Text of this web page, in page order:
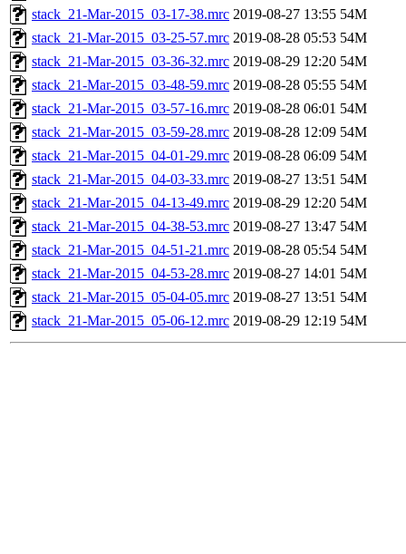
stack_21-Mar-2015_03-17-38.mrc 2019-08-27 13:55 54M
stack_21-Mar-2015_03-25-57.mrc 2019-08-28 05:53 54M
stack_21-Mar-2015_03-36-32.mrc 2019-08-29 12:20 54M
stack_21-Mar-2015_03-48-59.mrc 2019-08-28 05:55 54M
stack_21-Mar-2015_03-57-16.mrc 2019-08-28 06:01 54M
stack_21-Mar-2015_03-59-28.mrc 2019-08-28 12:09 54M
stack_21-Mar-2015_04-01-29.mrc 2019-08-28 06:09 54M
stack_21-Mar-2015_04-03-33.mrc 2019-08-27 13:51 54M
stack_21-Mar-2015_04-13-49.mrc 2019-08-29 12:20 54M
stack_21-Mar-2015_04-38-53.mrc 2019-08-27 13:47 54M
stack_21-Mar-2015_04-51-21.mrc 2019-08-28 05:54 54M
stack_21-Mar-2015_04-53-28.mrc 2019-08-27 14:01 54M
stack_21-Mar-2015_05-04-05.mrc 2019-08-27 13:51 54M
stack_21-Mar-2015_05-06-12.mrc 2019-08-29 12:19 54M